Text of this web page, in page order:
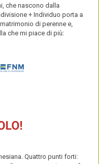
che nascono dalla
+ Individuo porta a
di perenne e,
che mi piace di più:
Quattro punti forti: